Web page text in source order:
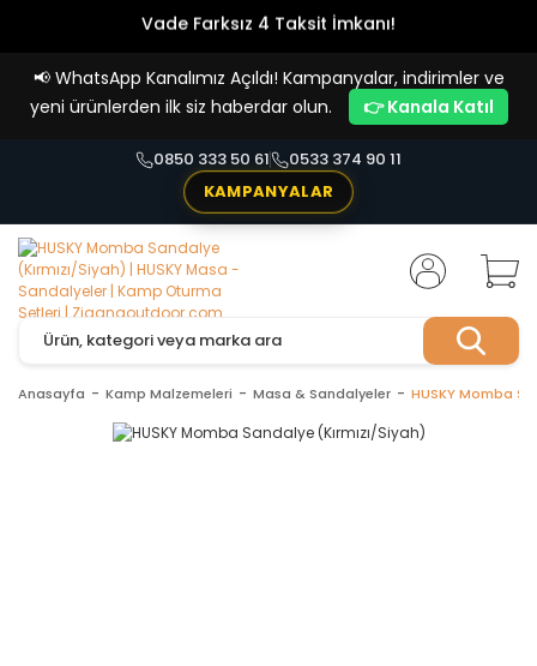
Vade Farksız 4 Taksit İmkanı!
📢 WhatsApp Kanalımız Açıldı! Kampanyalar, indirimler ve
yeni ürünlerden ilk siz haberdar olun.
👉 Kanala Katıl
0850 333 50 61
0533 374 90 11
KAMPANYALAR
Anasayfa Kamp Malzemeleri Masa & Sandalyeler HUSKY Momba